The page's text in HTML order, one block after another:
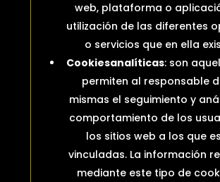
web, plataforma o
utilización de las diferentes
o servicios que en ella
Cookiesanalíticas: son
permiten al responsable
mismas el seguimiento y
comportamiento de los
los sitios web a los que
vinculadas. La información
mediante este tipo de